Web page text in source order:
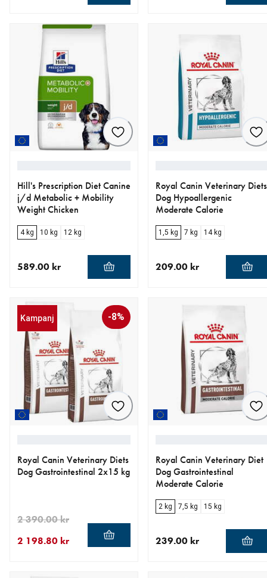
Hill's Prescription Diet Canine
j/d Metabolic + Mobility
Weight Chicken
4 kg 10 kg 12 kg
589.00 kr
Royal Canin Veterinary Diets
Dog Hypoallergenic
Moderate Calorie
1,5 kg 7 kg 14 kg
209.00 kr
Kampanj -8%
Royal Canin Veterinary Diets
Dog Gastrointestinal 2x15 kg
2 198.80 kr
2 390.00 kr
Royal Canin Veterinary Diet
Dog Gastrointestinal
Moderate Calorie
2 kg 7,5 kg 15 kg
239.00 kr